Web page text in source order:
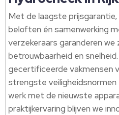
Met de laagste
beloften én samenwerking
verzekeraars garanderen we
betrouwbaarheid en
gecertificeerde vakmensen
strengste veiligheidsnormen
werk met de nieuwste
praktijkervaring blijven we